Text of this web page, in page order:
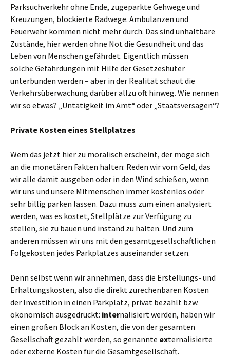
Parksuchverkehr ohne Ende, zugeparkte Gehwege und
Kreuzungen, blockierte Radwege. Ambulanzen und
Feuerwehr kommen nicht mehr durch. Das sind unhaltbare
Zustände, hier werden ohne Not die Gesundheit und das
Leben von Menschen gefährdet. Eigentlich müssen
solche Gefährdungen mit Hilfe der Gesetzeshüter
unterbunden werden – aber in der Realität schaut die
Verkehrsüberwachung darüber allzu oft hinweg. Wie nennen
wir so etwas? „Untätigkeit im Amt“ oder „Staatsversagen“?
Private Kosten eines Stellplatzes
Wem das jetzt hier zu moralisch erscheint, der möge sich
an die monetären Fakten halten: Reden wir vom Geld, das
wir alle damit ausgeben oder in den Wind schießen, wenn
wir uns und unsere Mitmenschen immer kostenlos oder
sehr billig parken lassen. Dazu muss zum einen analysiert
werden, was es kostet, Stellplätze zur Verfügung zu
stellen, sie zu bauen und instand zu halten. Und zum
anderen müssen wir uns mit den gesamtgesellschaftlichen
Folgekosten jedes Parkplatzes auseinander setzen.
Denn selbst wenn wir annehmen, dass die Erstellungs- und
Erhaltungskosten, also die direkt zurechenbaren Kosten
der Investition in einen Parkplatz, privat bezahlt bzw.
ökonomisch ausgedrückt: internalisiert werden, haben wir
einen großen Block an Kosten, die von der gesamten
Gesellschaft gezahlt werden, so genannte externalisierte
oder externe Kosten für die Gesamtgesellschaft.